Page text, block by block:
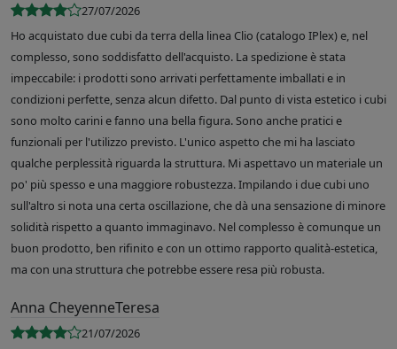
27/07/2026
Ho acquistato due cubi da terra della linea Clio (catalogo IPlex) e, nel
complesso, sono soddisfatto dell'acquisto. La spedizione è stata
impeccabile: i prodotti sono arrivati perfettamente imballati e in
condizioni perfette, senza alcun difetto. Dal punto di vista estetico i cubi
sono molto carini e fanno una bella figura. Sono anche pratici e
funzionali per l'utilizzo previsto. L'unico aspetto che mi ha lasciato
qualche perplessità riguarda la struttura. Mi aspettavo un materiale un
po' più spesso e una maggiore robustezza. Impilando i due cubi uno
sull'altro si nota una certa oscillazione, che dà una sensazione di minore
solidità rispetto a quanto immaginavo. Nel complesso è comunque un
buon prodotto, ben rifinito e con un ottimo rapporto qualità-estetica,
ma con una struttura che potrebbe essere resa più robusta.
Anna CheyenneTeresa
21/07/2026